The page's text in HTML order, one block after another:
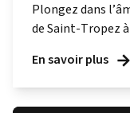
Plongez dans
de Saint-Tropez
En savoir plus